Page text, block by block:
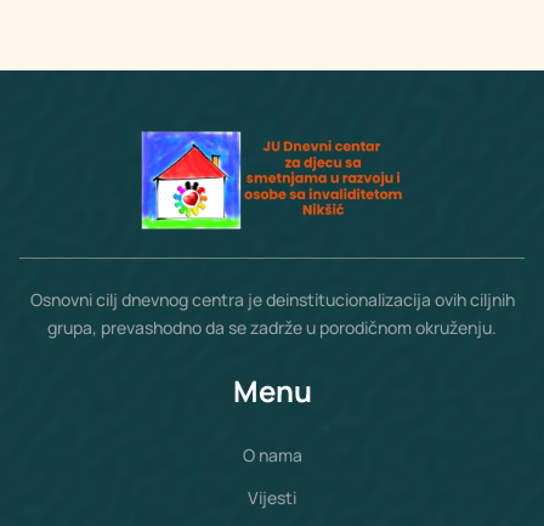
Osnovni cilj dnevnog centra je deinstitucionalizacija ovih ciljnih
grupa, prevashodno da se zadrže u porodičnom okruženju.
Menu
O nama
Vijesti